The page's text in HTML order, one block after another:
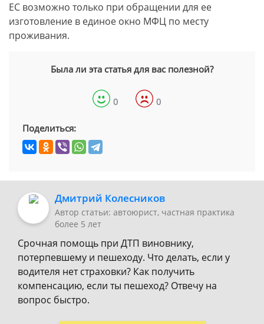
ЕС возможно только при обращении для ее
изготовление в единое окно МФЦ по месту
проживания.
Была ли эта статья для вас полезной?
0 0
Поделиться:
Дмитрий Колесников
Автор статьи: автоюрист, частная практика
более 5 лет
Срочная помощь при ДТП виновнику,
потерпевшему и пешеходу. Что делать, если у
водителя нет страховки? Как получить
компенсацию, если ты пешеход? Отвечу на
вопрос быстро.